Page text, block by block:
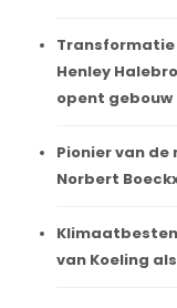
Transformatie
Henley
opent gebouw
Pionier van
Norbert
van Koeling